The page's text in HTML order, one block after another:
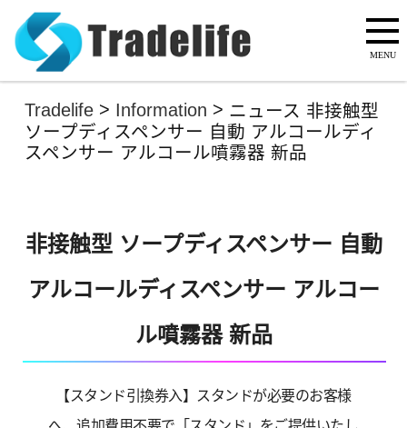
Tradelife> Information > ニュース 非接触型
ソープディスペンサー 自動 アルコールディ
スペンサー アルコール噴霧器 新品
非接触型 ソープディスペンサー 自動
アルコールディスペンサー アルコー
ル噴霧器 新品
【スタンド引換券入】スタンドが必要のお客様